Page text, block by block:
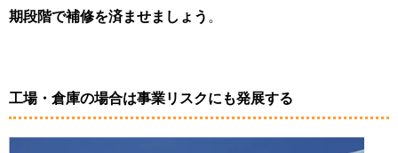
期段階で補修を済ませましょう 。
工場・倉庫の場合は事業リスクにも発展する